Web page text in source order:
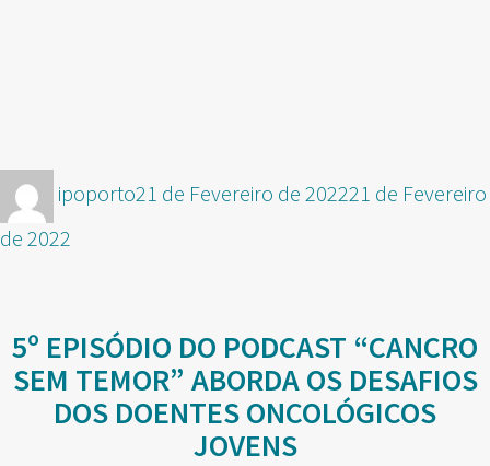
Autor
ipoportoPublicado
21 de Fevereiro de 202221 de Fevereiro
de 2022
5º EPISÓDIO DO PODCAST “CANCRO
SEM TEMOR” ABORDA OS DESAFIOS
DOS DOENTES ONCOLÓGICOS
JOVENS